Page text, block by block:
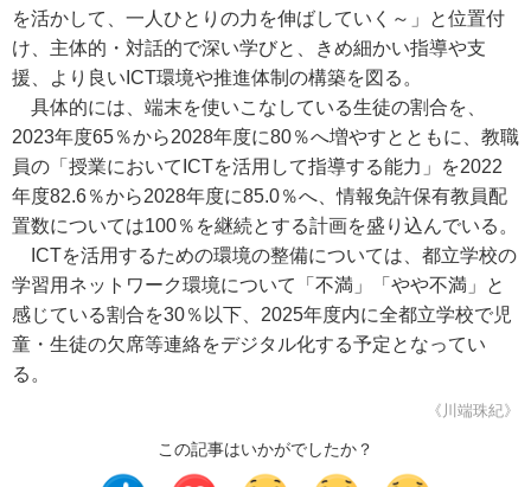
を活かして、一人ひとりの力を伸ばしていく～」と位置付
け、主体的・対話的で深い学びと、きめ細かい指導や支
援、より良いICT環境や推進体制の構築を図る。
具体的には、端末を使いこなしている生徒の割合を、
2023年度65％から2028年度に80％へ増やすとともに、教職
員の「授業においてICTを活用して指導する能力」を2022
年度82.6％から2028年度に85.0％へ、情報免許保有教員配
置数については100％を継続とする計画を盛り込んでいる。
ICTを活用するための環境の整備については、都立学校の
学習用ネットワーク環境について「不満」「やや不満」と
感じている割合を30％以下、2025年度内に全都立学校で児
童・生徒の欠席等連絡をデジタル化する予定となってい
る。
《川端珠紀》
この記事はいかがでしたか？